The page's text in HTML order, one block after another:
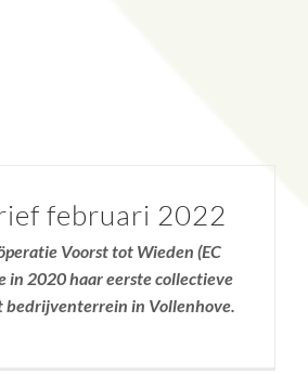
februari 2022
Voorst tot Wieden (EC
in 2020 haar eerste collectieve
bedrijventerrein in Vollenhove.